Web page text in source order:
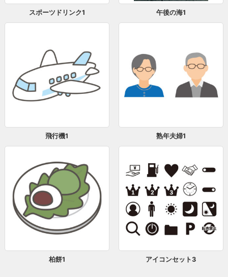
スポーツドリンク1 午後の海1
飛行機1 熟年夫婦1
柏餅1 アイコンセット3